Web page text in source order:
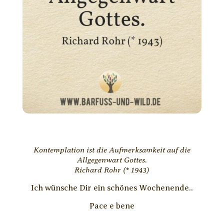
Kontemplation ist die Aufmerksamkeit auf die
Allgegenwart Gottes.
Richard Rohr (* 1943)
Ich wünsche Dir ein schönes Wochenende..
Pace e bene